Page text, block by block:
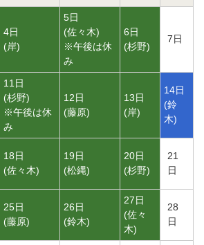
4日
(岸)
5日
(佐々木)
※午後は休
み
6日
(杉野)
7日
11日
(杉野)
※午後は休
み
12日
(藤原)
13日
(岸)
14日
(鈴
木)
18日
(佐々木)
19日
(松縄)
20日
(杉野)
21
日
25日
(藤原)
26日
(鈴木)
27日
(佐々
木)
28
日